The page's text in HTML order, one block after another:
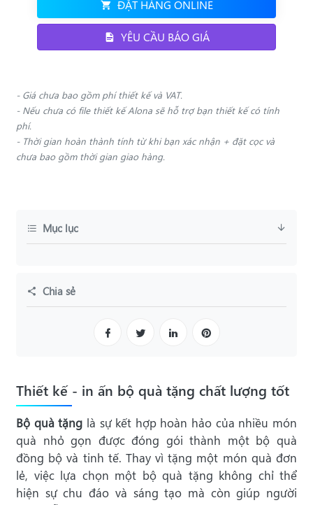
ĐẶT HÀNG ONLINE
YÊU CẦU BÁO GIÁ
- Giá chưa bao gồm phí thiết kế và VAT.
- Nếu chưa có file thiết kế Alona sẽ hỗ trợ bạn thiết kế có tính
phí.
- Thời gian hoàn thành tính từ khi bạn xác nhận + đặt cọc và
chưa bao gồm thời gian giao hàng.
Thiết kế - in ấn bộ quà tặng chất lượng tốt
Bộ quà tặng là sự kết hợp hoàn hảo của nhiều món
quà nhỏ gọn được đóng gói thành một bộ quà
đồng bộ và tinh tế. Thay vì tặng một món quà đơn
lẻ, việc lựa chọn một bộ quà tặng không chỉ thể
hiện sự chu đáo và sáng tạo mà còn giúp người
Mục lục
Chia sẻ